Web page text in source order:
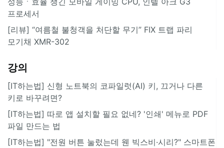
프로세서
[리뷰] “여름철 불청객을 처단할 무기” FIX 트랩 파리
모기채 XMR-302
강의
[IT하는법] 신형 노트북의 코파일럿(AI) 키, 끄거나 다른
키로 바꾸려면?
[IT하는법] 따로 앱 설치할 필요 없네? '인쇄' 메뉴로 PDF
파일 만드는 법
[IT하는법] "전원 버튼 눌렀는데 웬 빅스비·시리?" 스마트폰